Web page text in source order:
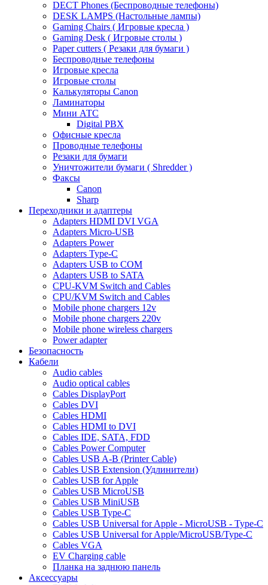
DECT Phones (Беспроводные телефоны)
DESK LAMPS (Настольные лампы)
Gaming Chairs ( Игровые кресла )
Gaming Desk ( Игровые столы )
Paper cutters ( Резаки для бумаги )
Беспроводные телефоны
Игровые кресла
Игровые столы
Калькуляторы Canon
Ламинаторы
Мини АТС
Digital PBX
Офисные кресла
Проводные телефоны
Резаки для бумаги
Уничтожители бумаги ( Shredder )
Факсы
Canon
Sharp
Переходники и адаптеры
Adapters HDMI DVI VGA
Adapters Micro-USB
Adapters Power
Adapters Type-C
Adapters USB to COM
Adapters USB to SATA
CPU-KVM Switch and Cables
CPU/KVM Switch and Cables
Mobile phone chargers 12v
Mobile phone chargers 220v
Mobile phone wireless chargers
Power adapter
Безопасность
Кабели
Audio cables
Audio optical cables
Cables DisplayPort
Cables DVI
Cables HDMI
Cables HDMI to DVI
Cables IDE, SATA, FDD
Cables Power Computer
Cables USB A-B (Printer Cable)
Cables USB Extension (Удлинители)
Cables USB for Apple
Cables USB MicroUSB
Cables USB MiniUSB
Cables USB Type-C
Cables USB Universal for Apple - MicroUSB - Type-C
Cables USB Universal for Apple/MicroUSB/Type-C
Cables VGA
EV Charging cable
Планка на заднюю панель
Аксессуары